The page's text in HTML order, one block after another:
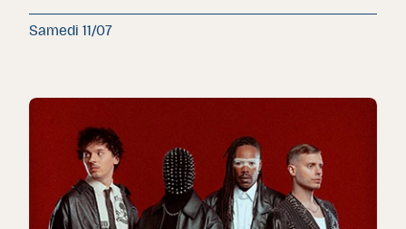
Samedi 11/07